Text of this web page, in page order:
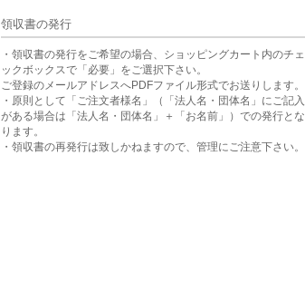
領収書の発行
・領収書の発行をご希望の場合、ショッピングカート内のチェ
ックボックスで「必要」をご選択下さい。
ご登録のメールアドレスへPDFファイル形式でお送りします。
・原則として「ご注文者様名」（「法人名・団体名」にご記入
がある場合は「法人名・団体名」＋「お名前」）での発行とな
ります。
・領収書の再発行は致しかねますので、管理にご注意下さい。